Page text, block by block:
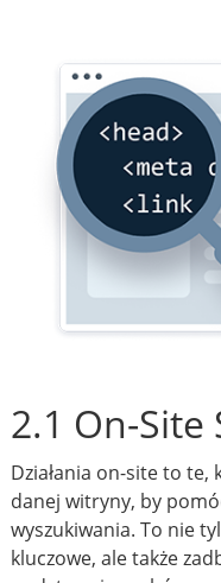
2.1 On-Site
Działania on-site to
danej witryny, by
wyszukiwania. To nie
kluczowe, ale także